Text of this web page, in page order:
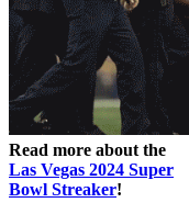
Read more about the
Las Vegas 2024 Super
Bowl Streaker!